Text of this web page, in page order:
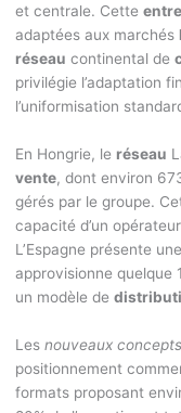
et centrale. Cette
adaptées aux marchés
réseau continental de
privilégie l’adaptation
l’uniformisation
En Hongrie, le réseau
vente, dont environ
gérés par le groupe.
capacité d’un
L’Espagne présente
approvisionne quelque
un modèle de
Les nouveaux concepts
positionnement
formats proposant